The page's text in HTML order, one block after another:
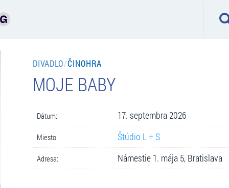
DIVADLO/ČINOHRA
MOJE BABY
Dátum: 17. septembra 2026
Miesto: Štúdio L + S
Adresa: Námestie 1. mája 5, Bratislava